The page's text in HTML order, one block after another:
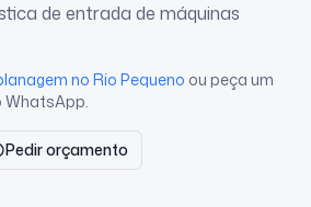
de entrada de máquinas
no Rio Pequeno ou peça um
WhatsApp.
Pedir orçamento